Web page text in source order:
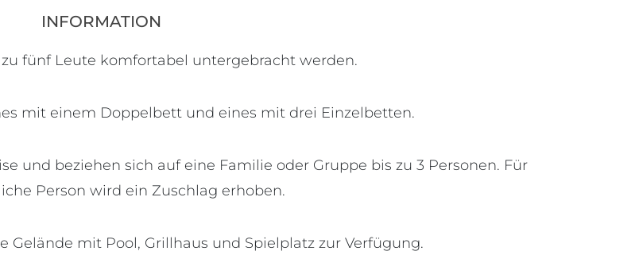
INFORMATION
fünf Leute komfortabel untergebracht werden.
mit einem Doppelbett und eines mit drei Einzelbetten.
und beziehen sich auf eine Familie oder Gruppe bis zu 3 Personen. Für
Person wird ein Zuschlag erhoben.
Gelände mit Pool, Grillhaus und Spielplatz zur Verfügung.